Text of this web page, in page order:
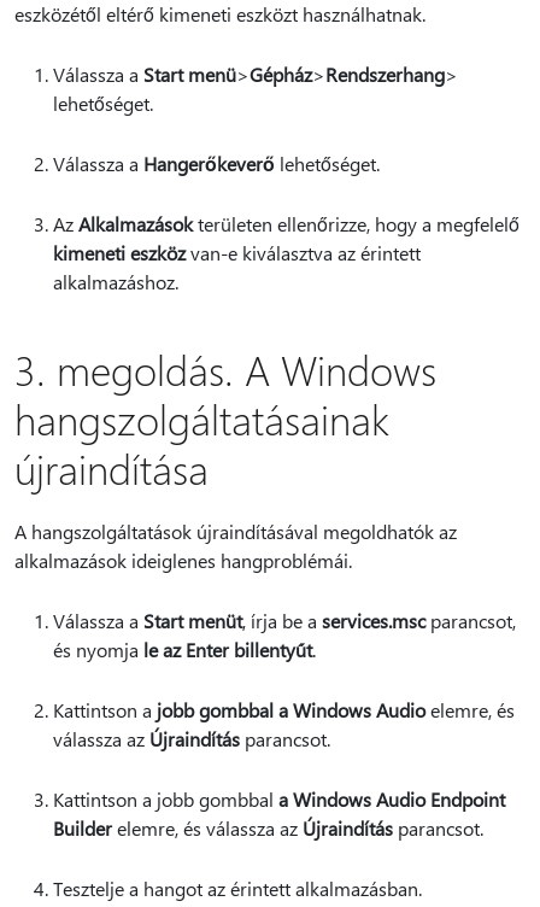
eszközétől eltérő kimeneti eszközt használhatnak.
Válassza a Start menü>Gépház>Rendszerhang>
lehetőséget.
Válassza a Hangerőkeverő lehetőséget.
AzAlkalmazásokterületen ellenőrizze, hogy a megfelelő
kimeneti eszközvan-e kiválasztva az érintett
alkalmazáshoz.
3. megoldás. A Windows
hangszolgáltatásainak
újraindítása
A hangszolgáltatások újraindításával megoldhatók az
alkalmazások ideiglenes hangproblémái.
Válassza a Start menüt, írja be a services.mscparancsot,
és nyomja le az Enter billentyűt.
Kattintson a jobb gombbal a Windows Audioelemre, és
válassza az Újraindítás parancsot.
Kattintson a jobb gombbal a Windows Audio Endpoint
Builderelemre, és válassza az Újraindítás parancsot.
Tesztelje a hangot az érintett alkalmazásban.